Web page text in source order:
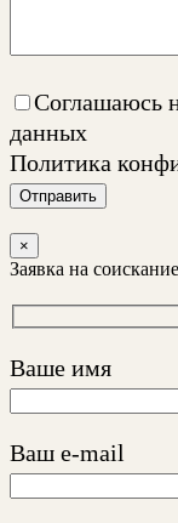
Соглашаюсь
данных
Политика
Отправить
×
Заявка на
Ваше имя
Ваш e-mail